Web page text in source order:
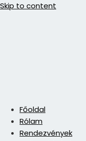
Skip to content
Főoldal
Rólam
Rendezvények